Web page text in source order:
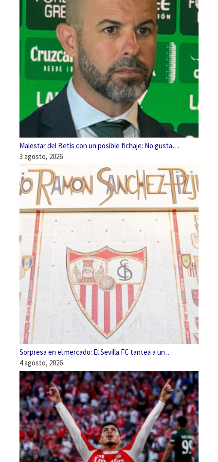
Malestar del Betis con un posible fichaje: No gusta…
3 agosto, 2026
Sorpresa en el mercado: El Sevilla FC tantea a un…
4 agosto, 2026